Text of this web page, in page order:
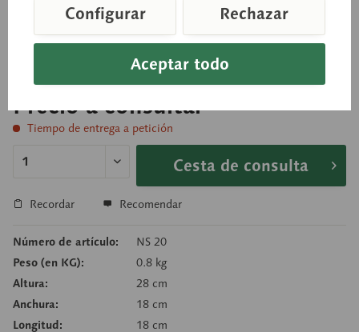
A tamaño natural, de SOMSO-PLAST®. No
desmontable. Sobre peana verde
Precio a consultar
Tiempo de entrega a petición
Cesta de consulta
Recordar Recomendar
Número de artículo:
NS 20
Peso (en KG):
0.8 kg
Altura:
28 cm
Anchura:
18 cm
Longitud:
18 cm
Aceptar todo
Configurar Rechazar